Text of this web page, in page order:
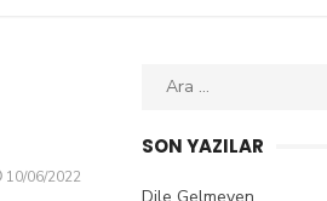
POSTED
10/06/2022
Search
SON YAZILAR